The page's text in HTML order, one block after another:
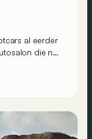
al eerder
die nog